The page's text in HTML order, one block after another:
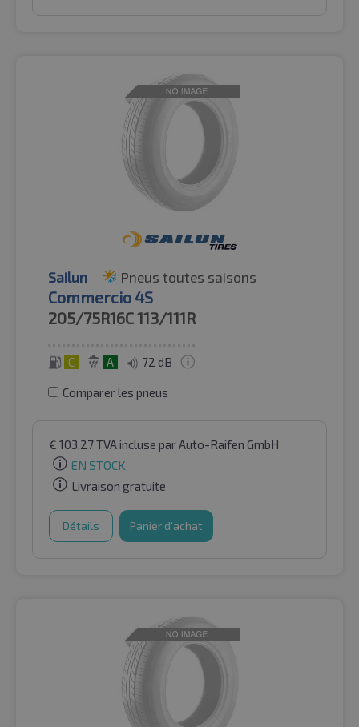
Sailun Pneus toutes saisons
Commercio 4S
205/75R16C113/111R
C A 72 dB
Comparer les pneus
€ 103.27TVA incluse par Auto-Raifen GmbH
EN STOCK
Livraison gratuite
Détails Panier d'achat